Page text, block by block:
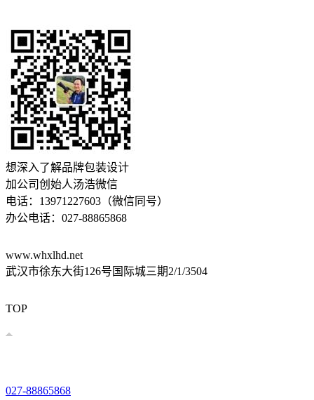
想深入了解品牌包装设计
加公司创始人汤浩微信
电话：13971227603（微信同号）
办公电话：027-88865868
www.whxlhd.net
武汉市徐东大街126号国际城三期2/1/3504
TOP
027-88865868